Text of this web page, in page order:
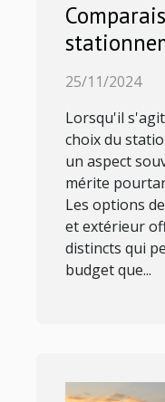
extérieur
25/11/2024
Lorsqu'il
choix du
un aspect
mérite
Les options
et extérieur
distincts qui
budget que...